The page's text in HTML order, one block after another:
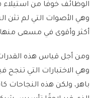
الوظائف خوفًا من استيلاء
وهي الأصوات التي لم تثن
أكثر وأقوى في مسعى منها
ومن أجل قياس هذه
وهي الاختبارات التي تنجح
باهر، ولكن هذه النجاحات